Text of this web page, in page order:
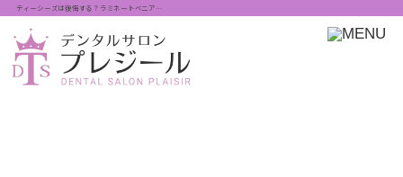
ティーシーズは後悔する？ラミネートベニア…